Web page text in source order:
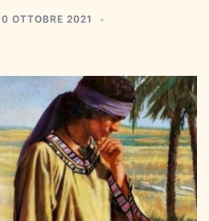
OTTOBRE 2021